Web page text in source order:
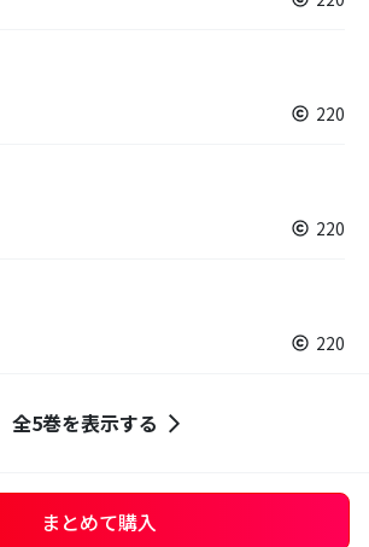
220
220
220
全5巻を表示する
まとめて購入